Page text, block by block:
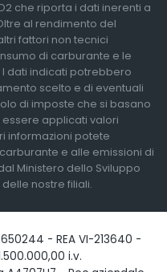
che riporta i dati inerenti a
al rendimento del
fattori non tecnici
di carburante e le
I dati indicati potrebbero
scelto e di eventuali
di imposte che si basano
applicati valori
informazioni potete
e alle emissioni di
Ministero dello Sviluppo
nostre filiali.
- REA VI-213640 -
i.v.